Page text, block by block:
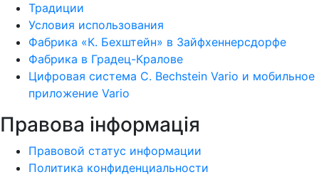
Традиции
Условия использования
Фабрика «К. Бехштейн» в Зайфхеннерсдорфе
Фабрика в Градец-Кралове
Цифровая система C. Bechstein Vario и мобильное
приложение Vario
Правова інформація
Правовой статус информации
Политика конфиденциальности